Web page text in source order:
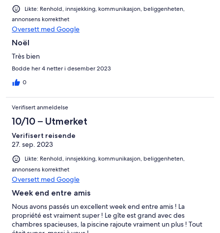
Likte: Renhold, innsjekking, kommunikasjon, beliggenheten,
annonsens korrekthet
Oversett med Google
Noël
Très bien
Bodde her 4 netter i desember 2023
0
Verifisert anmeldelse
10/10 – Utmerket
Verifisert reisende
27. sep. 2023
Likte: Renhold, innsjekking, kommunikasjon, beliggenheten,
annonsens korrekthet
Oversett med Google
Week end entre amis
Nous avons passés un excellent week end entre amis ! La
propriété est vraiment super ! Le gîte est grand avec des
chambres spacieuses, la piscine rajoute vraiment un plus ! Tout